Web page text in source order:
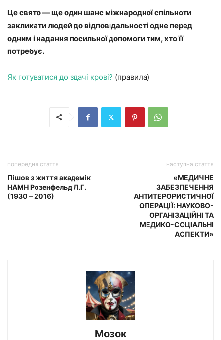
Це свято — ще один шанс міжнародної спільноти
закликати людей до відповідальності одне перед
одним і надання посильної допомоги тим, хто її
потребує.
Як готуватися до здачі крові? (правила)
попередня стаття
Пішов з життя академік
НАМН Розенфельд Л.Г.
(1930 – 2016)
наступна стаття
«МЕДИЧНЕ
ЗАБЕЗПЕЧЕННЯ
АНТИТЕРОРИСТИЧНОЇ
ОПЕРАЦІЇ: НАУКОВО-
ОРГАНІЗАЦІЙНІ ТА
МЕДИКО-СОЦІАЛЬНІ
АСПЕКТИ»
Мозок